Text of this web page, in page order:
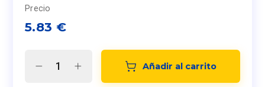
Precio
5.83 €
Añadir al carrito